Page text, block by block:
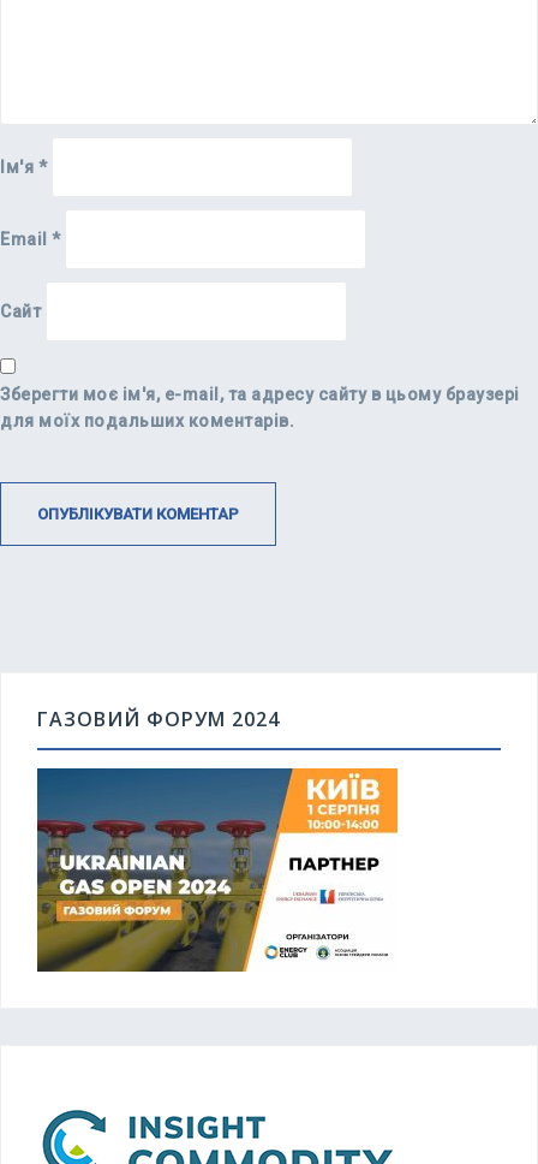
Ім'я *
Email *
Сайт
Зберегти моє ім'я, e-mail, та адресу сайту в цьому браузері
для моїх подальших коментарів.
ГАЗОВИЙ ФОРУМ 2024